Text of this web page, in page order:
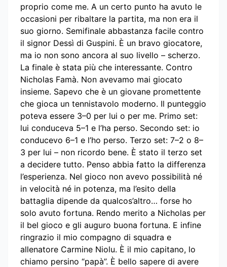
proprio come me. A un certo punto ha avuto le
occasioni per ribaltare la partita, ma non era il
suo giorno. Semifinale abbastanza facile contro
il signor Dessì di Guspini. È un bravo giocatore,
ma io non sono ancora al suo livello – scherzo.
La finale è stata più che interessante. Contro
Nicholas Famà. Non avevamo mai giocato
insieme. Sapevo che è un giovane promettente
che gioca un tennistavolo moderno. Il punteggio
poteva essere 3–0 per lui o per me. Primo set:
lui conduceva 5–1 e l’ha perso. Secondo set: io
conducevo 6–1 e l’ho perso. Terzo set: 7–2 o 8–
3 per lui – non ricordo bene. È stato il terzo set
a decidere tutto. Penso abbia fatto la differenza
l’esperienza. Nel gioco non avevo possibilità né
in velocità né in potenza, ma l’esito della
battaglia dipende da qualcos’altro… forse ho
solo avuto fortuna. Rendo merito a Nicholas per
il bel gioco e gli auguro buona fortuna. E infine
ringrazio il mio compagno di squadra e
allenatore Carmine Niolu. È il mio capitano, lo
chiamo persino “papà”. È bello sapere di avere